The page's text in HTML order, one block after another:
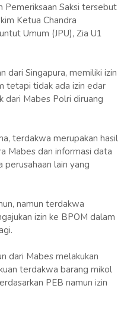
Pemeriksaan Saksi tersebut
Ketua Chandra
Umum (JPU), Zia U1
dari Singapura, memiliki izin
tetapi tidak ada izin edar
dari Mabes Polri diruang
terdakwa merupakan hasil
Mabes dan informasi data
lain yang
namun terdakwa
izin ke BPOM dalam
dari Mabes melakukan
terdakwa barang mikol
PEB namun izin